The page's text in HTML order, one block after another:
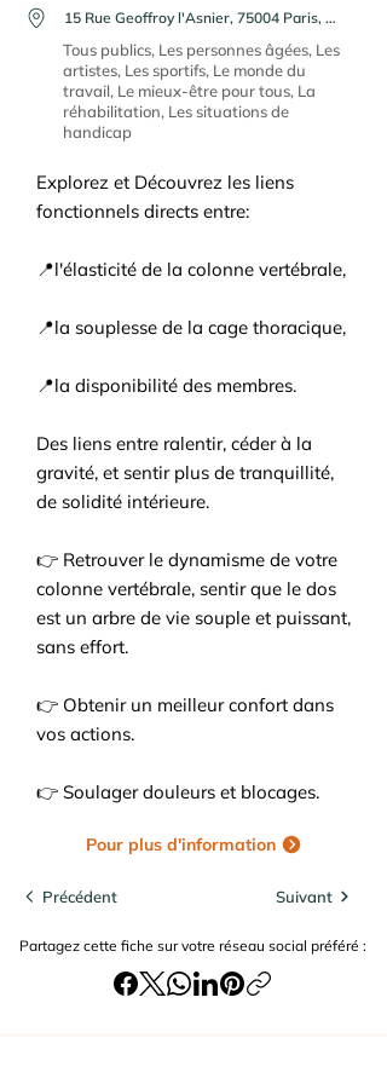
15 Rue Geoffroy l'Asnier, 75004 Paris, France
Tous publics, Les personnes âgées, Les
artistes, Les sportifs, Le monde du
travail, Le mieux-être pour tous, La
réhabilitation, Les situations de
handicap
Explorez et Découvrez les liens
fonctionnels directs entre:
📍l'élasticité de la colonne vertébrale,
📍la souplesse de la cage thoracique,
📍la disponibilité des membres.
Des liens entre ralentir, céder à la
gravité, et sentir plus de tranquillité,
de solidité intérieure.
👉 Retrouver le dynamisme de votre
colonne vertébrale, sentir que le dos
est un arbre de vie souple et puissant,
sans effort.
👉 Obtenir un meilleur confort dans
vos actions.
👉 Soulager douleurs et blocages.
Pour plus d'information
Précédent Suivant
Partagez cette fiche sur votre réseau social préféré :